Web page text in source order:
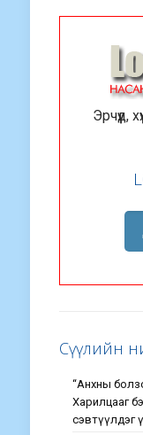
Эрчүүд,
Сүүлийн
“Анхны
Харилцааг
сэвтүүлдэг